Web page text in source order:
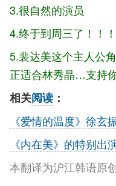
3.很自然的演员
4.终于到周三了！！
5.裴达美这个主人公
正适合林秀晶…支持
相关阅读 ：
《爱情的温度》徐玄
《内在美》的特别出
本翻译为沪江韩语原